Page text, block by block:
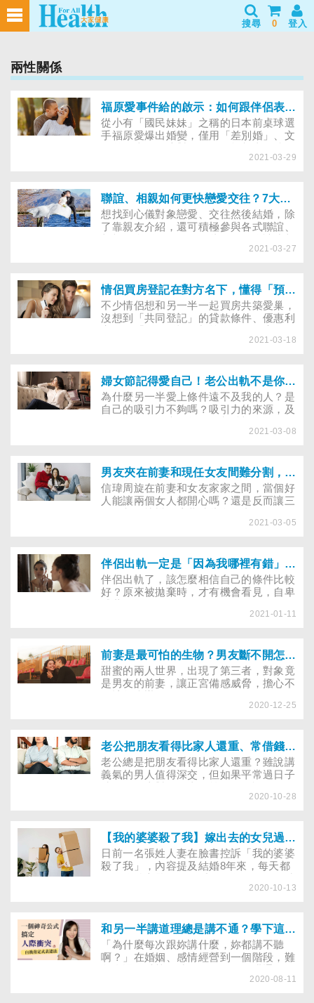
搜尋 0 登入
兩性關係
福原愛事件給的啟示：如何跟伴侶表達這讓我不舒服了
從小有「國民妹妹」之稱的日本前桌球選
手福原愛爆出婚變，僅用「差別婚」、文
隘，婚姻故事百百種，我們也來看看其他
2021-03-29
聯誼、相親如何更快戀愛交往？7大成功秘笈專家報你知
想找到心儀對象戀愛、交往然後結婚，除
了靠親友介紹，還可積極參與各式聯誼、
親都失敗，一直抱怨運氣不佳或沒人介紹
2021-03-27
情侶買房登記在對方名下，懂得「預告登記」更能保障權益！
不少情侶想和另一半一起買房共築愛巢，
沒想到「共同登記」的貸款條件、優惠利
記在對方名下，若日後感情生變，難免擔
能避免對方擅自處理房產嗎？
2021-03-18
婦女節記得愛自己！老公出軌不是你比較差，心理師教重建自信
為什麼另一半愛上條件遠不及我的人？是
自己的吸引力不夠嗎？吸引力的來源，及
引力，能夠賞心悅目多一些， 然而你第
2021-03-08
男友夾在前妻和現任女友間難分割，該如何解決三角關係僵局？
信瑋周旋在前妻和女友家家之間，當個好
人能讓兩個女人都開心嗎？還是反而讓三
2021-03-05
伴侶出軌一定是「因為我哪裡有錯」！受傷的自己如何掙脫自卑感？
伴侶出軌了，該怎麼相信自己的條件比較
好？原來被拋棄時，才有機會看見，自卑
2021-01-11
前妻是最可怕的生物？男友斷不開怎麼辦？專家揭露攻防心戰完勝大解析！
甜蜜的兩人世界，出現了第三者，對象竟
是男友的前妻，讓正宮備感威脅，擔心不
2020-12-25
老公把朋友看得比家人還重、常借錢給別人，不會拒絕怎麼辦？
老公總是把朋友看得比家人還重？雖說講
義氣的男人值得深交，但如果平常過日子
多少錢，總是有求必應，很難不影響到自
該怎麼點醒他，讓他知道可以理智借錢、
不傷人情，又能守護家庭小金庫的方法
呢？
2020-10-28
【我的婆婆殺了我】嫁出去的女兒過世，娘家有權利整理她的遺物嗎？學下這招，不用以性命反抗，溫和地化解婆媳衝突！
日前一名張姓人妻在臉書控訴「我的婆婆
殺了我」，內容提及結婚8年來，每天都
就遭婆婆言語霸凌，只要說錯一次話，就
是活不了了！」她表示，儘管還是很愛老
公和孩子，但已無力繼續這樣痛苦的人
生，留下這份公開遺書後，她隨即輕生，
「永遠不見，我解脫了。」
2020-10-13
和另一半講道理總是講不通？學下這個溝通技巧，搞定各種人際衝突！
「為什麼每次跟妳講什麼，妳都講不聽
啊？」在婚姻、感情經營到一個階段，難
老問題，卻又在雙方情緒最高點時浮上檯
2020-08-11